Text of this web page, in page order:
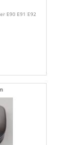
E90 E91 E92